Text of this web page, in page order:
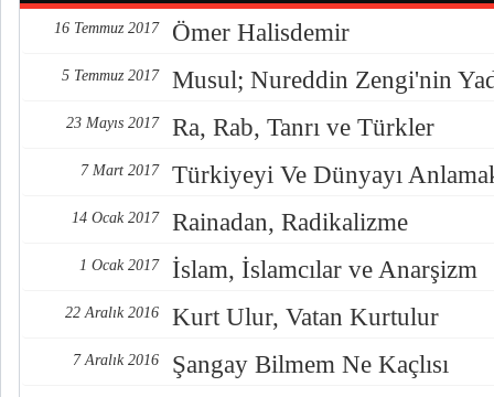
16 Temmuz 2017 Ömer Halisdemir
5 Temmuz 2017 Musul; Nureddin Zengi'nin
23 Mayıs 2017 Ra, Rab, Tanrı ve Türkler
7 Mart 2017 Türkiyeyi Ve Dünyayı
14 Ocak 2017 Rainadan, Radikalizme
1 Ocak 2017 İslam, İslamcılar ve Anarşizm
22 Aralık 2016 Kurt Ulur, Vatan Kurtulur
7 Aralık 2016 Şangay Bilmem Ne Kaçlısı